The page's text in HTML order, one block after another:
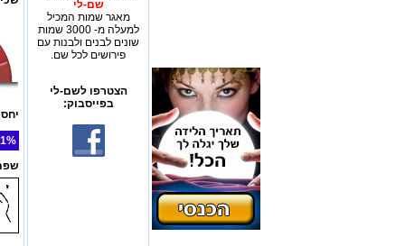
שם-לי
מאגר שמות המכיל
למעלה מ- 3000 שמות
שונים לבנים ולבנות עם
פירושים לכל שם.
הצטרפו לשם-לי
בפייסבוק:
1%